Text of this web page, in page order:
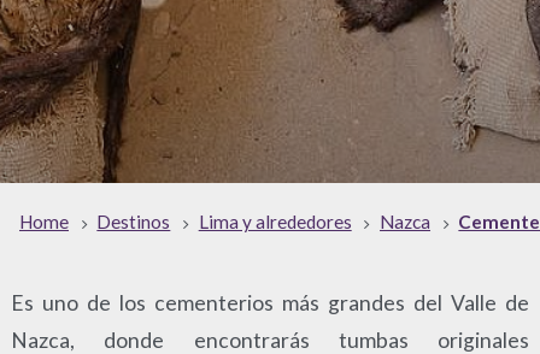
Home Destinos Lima y alrededores Nazca
Es uno de los cementerios más grandes del Valle de
Nazca, donde encontrarás tumbas originales